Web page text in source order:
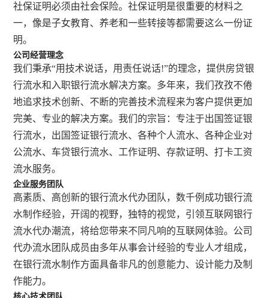
社保证明必须由社会保险。社保证明是很重要的材料之
一，像是子女教育、养老和一些转接等都需要这么一份证
明。
公司经营理念
我们秉承“用技术说话，用责任说话!”的理念，提供房贷银
行流水和入职银行流水解决方案。多年来，我们孜孜不倦
地追求技术创新、不断的完善技术流程来为客户提供更加
完美、专业的解决方案。我们的宗旨：专注于出国签证银
行流水，出国签证银行流水、各种个人流水、各种企业对
公流水、车贷银行流水、工作证明、存款证明、打卡工资
流水服务。
企业服务团队
高素质、高创新的银行流水代办团队，数千例成功银行流
水制作经验，开阔的视野，独特的视觉，引领互联网银行
流水代办潮流，将给您带来不同凡响的互联网体验。公司
代办流水团队成员由多年从事会计经验的专业人才组成，
在银行流水制作方面具备非凡的创意能力、设计能力及制
作能力。
核心技术团队